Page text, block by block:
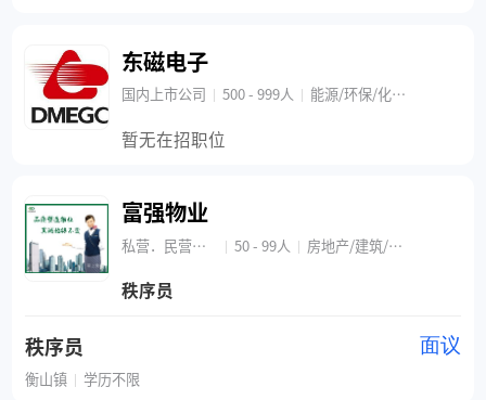
东磁电子
国内上市公司 | 500 - 999人 | 能源/环保/化工/原材料和加工
暂无在招职位
富强物业
私营．民营企业 | 50 - 99人 | 房地产/建筑/物业管理/商业中心
秩序员
秩序员 面议
衡山镇 | 学历不限